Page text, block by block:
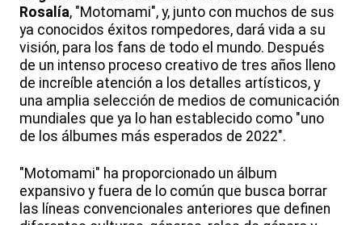
Rosalía, "Motomami", y, junto con muchos de sus
ya conocidos éxitos rompedores, dará vida a su
visión, para los fans de todo el mundo. Después
de un intenso proceso creativo de tres años lleno
de increíble atención a los detalles artísticos, y
una amplia selección de medios de comunicación
mundiales que ya lo han establecido como "uno
de los álbumes más esperados de 2022".
"Motomami" ha proporcionado un álbum
expansivo y fuera de lo común que busca borrar
las líneas convencionales anteriores que definen